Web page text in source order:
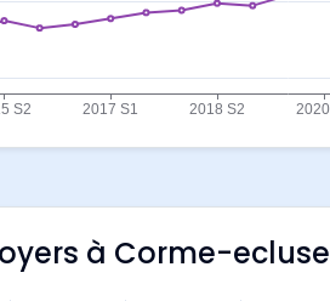
à Corme-ecluse